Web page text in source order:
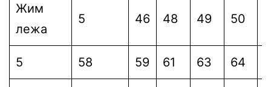
Жим
лежа
5 46 48 49 50
5 58 59 61 63 64